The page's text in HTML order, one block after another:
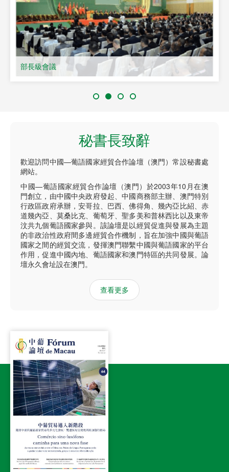
部長級會議
秘書長致辭
歡迎訪問中國—葡語國家經貿合作論壇（澳門）常設秘書處
網站。
中國—葡語國家經貿合作論壇（澳門）於2003年10月在澳
門創立，由中國中央政府發起、中國商務部主辦、澳門特別
行政區政府承辦，安哥拉、巴西、佛得角、幾內亞比紹、赤
道幾內亞、莫桑比克、葡萄牙、聖多美和普林西比以及東帝
汶共九個葡語國家參與。該論壇是以經貿促進與發展為主題
的非政治性政府間多邊經貿合作機制，旨在加強中國與葡語
國家之間的經貿交流，發揮澳門聯繫中國與葡語國家的平台
作用，促進中國內地、葡語國家和澳門特區的共同發展。論
壇永久會址設在澳門。
查看更多